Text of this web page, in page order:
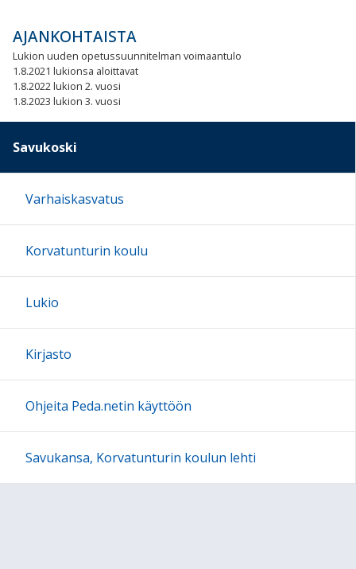
AJANKOHTAISTA
Lukion uuden opetussuunnitelman voimaantulo
1.8.2021 lukionsa aloittavat
1.8.2022 lukion 2. vuosi
1.8.2023 lukion 3. vuosi
Savukoski
Varhaiskasvatus
Korvatunturin koulu
Lukio
Kirjasto
Ohjeita Peda.netin käyttöön
Savukansa, Korvatunturin koulun lehti